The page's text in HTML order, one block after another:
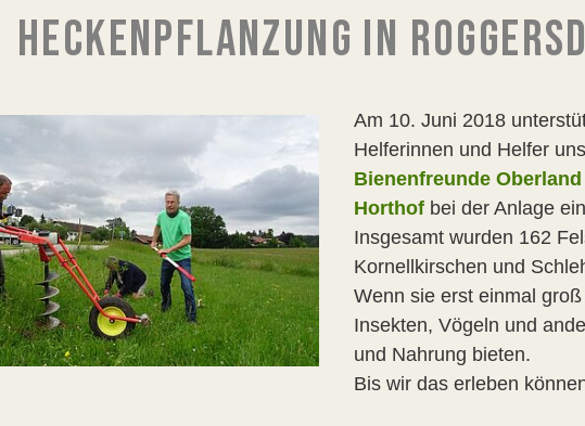
HECKENPFLANZUNG IN
Am 10. Juni 2018
Helferinnen und Helfer
Bienenfreunde Oberland
Horthof bei der Anlage
Insgesamt wurden 162
Kornellkirschen und
Wenn sie erst einmal
Insekten, Vögeln und
und Nahrung bieten.
Bis wir das erleben